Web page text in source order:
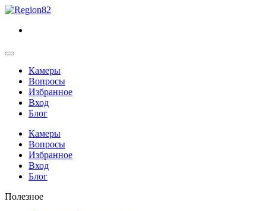
Камеры
Вопросы
Избранное
Вход
Блог
Камеры
Вопросы
Избранное
Вход
Блог
Полезное